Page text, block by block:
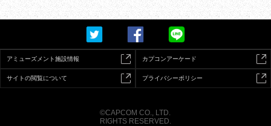
アミューズメント施設情報 カプコンアーケード
サイトの閲覧について プライバシーポリシー
©CAPCOM CO., LTD.
RIGHTS RESERVED.